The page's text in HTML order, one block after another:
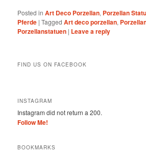
Posted in Art Deco Porzellan, Porzellan
Pferde |Tagged Art deco porzellan,
Porzellanstatuen | Leave a reply
FIND US ON FACEBOOK
INSTAGRAM
Instagram did not return a 200.
Follow Me!
BOOKMARKS